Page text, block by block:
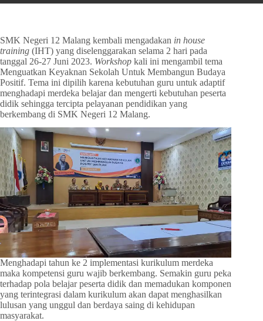
SMK Negeri 12 Malang kembali mengadakan in house
training (IHT) yang diselenggarakan selama 2 hari pada
tanggal 26-27 Juni 2023. Workshop kali ini mengambil tema
Menguatkan Keyaknan Sekolah Untuk Membangun Budaya
Positif. Tema ini dipilih karena kebutuhan guru untuk adaptif
menghadapi merdeka belajar dan mengerti kebutuhan peserta
didik sehingga tercipta pelayanan pendidikan yang
berkembang di SMK Negeri 12 Malang.
Menghadapi tahun ke 2 implementasi kurikulum merdeka
maka kompetensi guru wajib berkembang. Semakin guru peka
terhadap pola belajar peserta didik dan memadukan komponen
yang terintegrasi dalam kurikulum akan dapat menghasilkan
lulusan yang unggul dan berdaya saing di kehidupan
masyarakat.